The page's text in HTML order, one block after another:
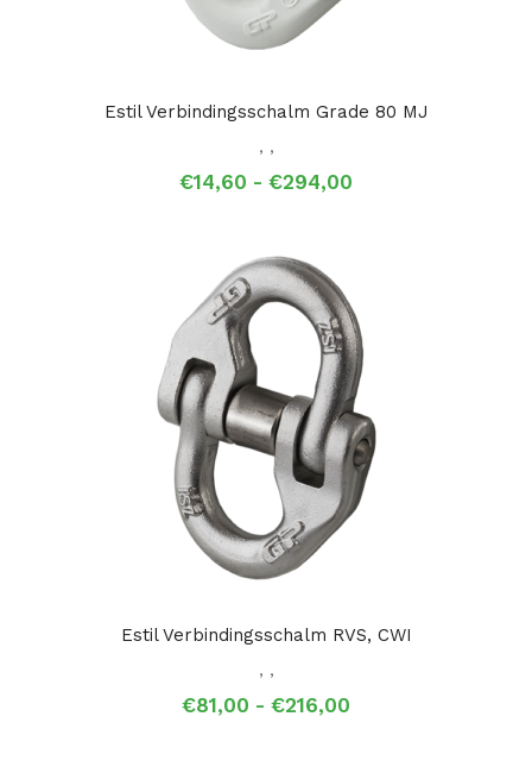
Estil Verbindingsschalm Grade 80 MJ
, ,
€14,60 - €294,00
Estil Verbindingsschalm RVS, CWI
, ,
€81,00 - €216,00